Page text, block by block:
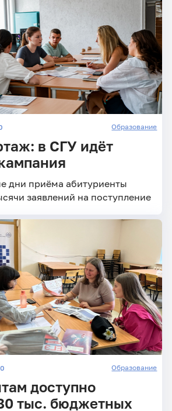
Образование
в СГУ идёт
дни приёма абитуриенты
заявлений на поступление
Образование
доступно
тыс. бюджетных